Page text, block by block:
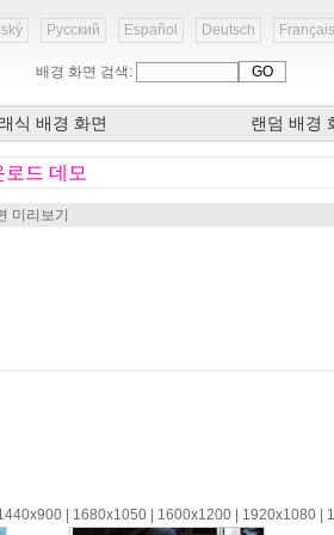
Русский Español Deutsch
배경 화면 검색:
식 배경 화면 랜덤 배경
드 데모
미리보기
| 1680x1050 | 1600x1200 | 1920x1080 |